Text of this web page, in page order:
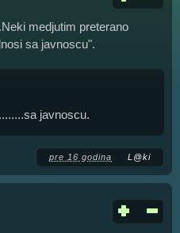
medjutim preterano
sa javnoscu".
javnoscu.
pre 16 godina L@ki